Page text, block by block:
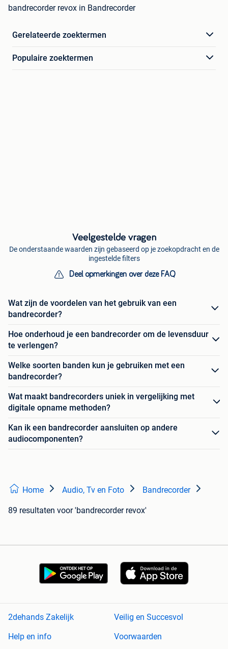
bandrecorder revox in Bandrecorder
Gerelateerde zoektermen
Populaire zoektermen
Veelgestelde vragen
De onderstaande waarden zijn gebaseerd op je zoekopdracht en de
ingestelde filters
Deel opmerkingen over deze FAQ
Wat zijn de voordelen van het gebruik van een
bandrecorder?
Hoe onderhoud je een bandrecorder om de levensduur
te verlengen?
Welke soorten banden kun je gebruiken met een
bandrecorder?
Wat maakt bandrecorders uniek in vergelijking met
digitale opname methoden?
Kan ik een bandrecorder aansluiten op andere
audiocomponenten?
Home Audio, Tv en Foto Bandrecorder
89 resultaten voor 'bandrecorder revox'
2dehands Zakelijk
Veilig en Succesvol
Help en info
Voorwaarden